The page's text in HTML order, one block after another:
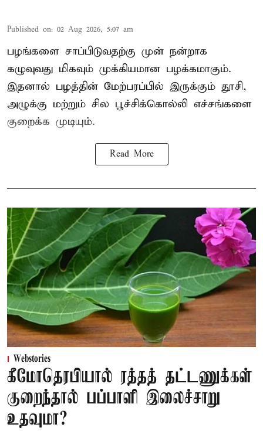
Published on: 02 Aug 2026, 5:07 am
பழங்களை சாப்பிடுவதற்கு முன் நன்றாக
கழுவுவது மிகவும் முக்கியமான பழக்கமாகும்.
இதனால் பழத்தின் மேற்பரப்பில் இருக்கும் தூசி,
அழுக்கு மற்றும் சில பூச்சிக்கொல்லி எச்சங்களை
குறைக்க முடியும்.
Read More
Webstories
கீமோதெரபியால் ரத்தத் தட்டணுக்கள்
குறைந்தால் பப்பாளி இலைச்சாறு
உதவுமா?